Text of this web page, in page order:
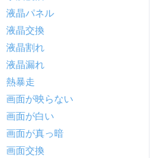
液晶パネル
液晶交換
液晶割れ
液晶漏れ
熱暴走
画面が映らない
画面が白い
画面が真っ暗
画面交換